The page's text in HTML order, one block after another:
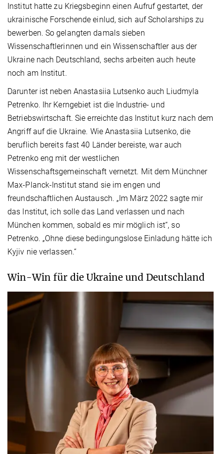
Institut hatte zu Kriegsbeginn einen Aufruf gestartet, der
ukrainische Forschende einlud, sich auf Scholarships zu
bewerben. So gelangten damals sieben
Wissenschaftlerinnen und ein Wissenschaftler aus der
Ukraine nach Deutschland, sechs arbeiten auch heute
noch am Institut.
Darunter ist neben Anastasiia Lutsenko auch Liudmyla
Petrenko. Ihr Kerngebiet ist die Industrie- und
Betriebswirtschaft. Sie erreichte das Institut kurz nach dem
Angriff auf die Ukraine. Wie Anastasiia Lutsenko, die
beruflich bereits fast 40 Länder bereiste, war auch
Petrenko eng mit der westlichen
Wissenschaftsgemeinschaft vernetzt. Mit dem Münchner
Max-Planck-Institut stand sie im engen und
freundschaftlichen Austausch. „Im März 2022 sagte mir
das Institut, ich solle das Land verlassen und nach
München kommen, sobald es mir möglich ist“, so
Petrenko. „Ohne diese bedingungslose Einladung hätte ich
Kyjiv nie verlassen.“
Win-Win für die Ukraine und Deutschland